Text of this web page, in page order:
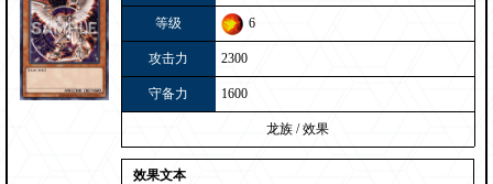
等级 6
攻击力 2300
守备力 1600
龙族 / 效果
效果文本